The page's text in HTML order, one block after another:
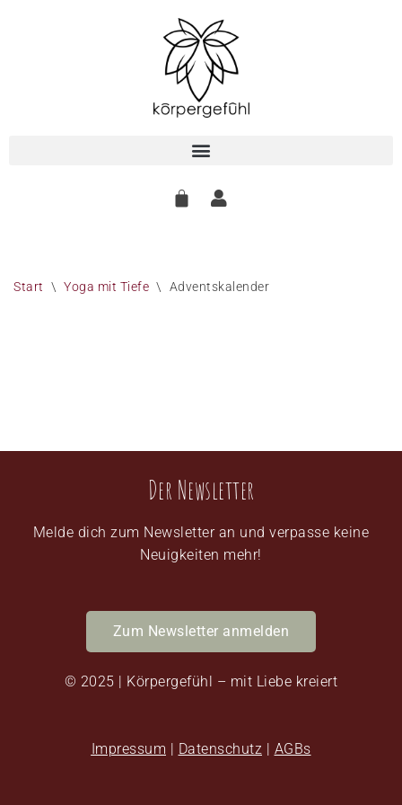
Start \ Yoga mit Tiefe \ Adventskalender
Der Newsletter
Melde dich zum Newsletter an und verpasse keine
Neuigkeiten mehr!
Zum Newsletter anmelden
© 2025 | Körpergefühl – mit Liebe kreiert
Impressum | Datenschutz | AGBs